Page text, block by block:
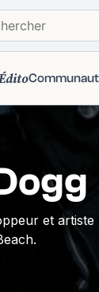
et artiste